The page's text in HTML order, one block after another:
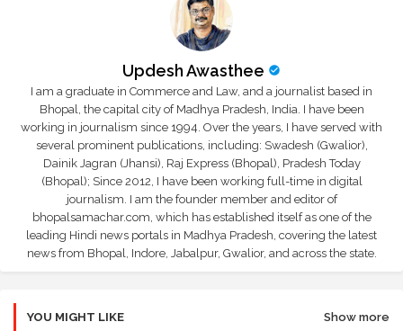
Updesh Awasthee
I am a graduate in Commerce and Law, and a journalist based in
Bhopal, the capital city of Madhya Pradesh, India. I have been
working in journalism since 1994. Over the years, I have served with
several prominent publications, including: Swadesh (Gwalior),
Dainik Jagran (Jhansi), Raj Express (Bhopal), Pradesh Today
(Bhopal); Since 2012, I have been working full-time in digital
journalism. I am the founder member and editor of
bhopalsamachar.com, which has established itself as one of the
leading Hindi news portals in Madhya Pradesh, covering the latest
news from Bhopal, Indore, Jabalpur, Gwalior, and across the state.
YOU MIGHT LIKE Show more